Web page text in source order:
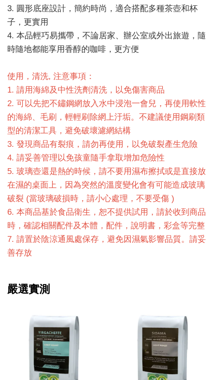
3. 圓形底座設計，簡約時尚，適合搭配多種茶壺和杯
子，更實用
4. 本品輕巧易攜帶，不論居家、辦公室或外出旅遊，隨
時隨地都能享用香醇的咖啡，更方便
使用，清洗, 注意事項：
1. 請用海綿及中性洗劑清洗，以免傷害商品
2. 可以先把不鏽鋼網放入水中浸泡一會兒，再使用軟性
的海綿、毛刷，輕輕刷除網上汙垢。不建議使用鋼刷類
型的清潔工具，避免破壞濾網結構
3. 發現商品有裂痕，請勿再使用，以免破裂產生危險
4. 請妥善管理以免孩童隨手拿取增加危險性
5. 玻璃壺還是熱的時候，請不要用濕布擦拭或是直接放
在濕的桌面上，因為突然的溫度變化會有可能造成玻璃
破裂 (當玻璃破損時，請小心處理，不要受傷 )
6. 本商品基於食品衛生，恕不提供試用，請於收到商品
時，確認相關配件及本體，配件，說明書，彩盒等完整
7. 請置於陰涼通風處保存，避免因濕氣影響品質。請妥
善存放
嚴選實測